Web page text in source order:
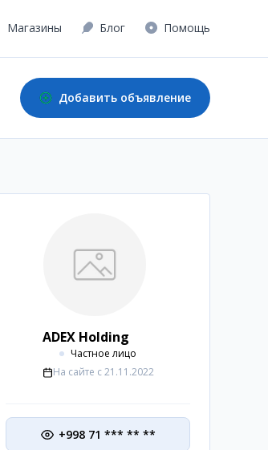
Магазины Блог Помощь
Добавить объявление
ADEX Holding
Частное лицо
На сайте с 21.11.2022
+998 71 *** ** **